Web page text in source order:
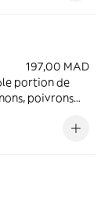
197,00 MAD
portion de
poivrons